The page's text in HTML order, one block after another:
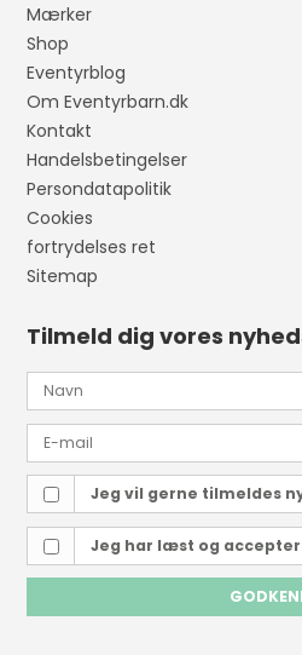
Mærker
Shop
Eventyrblog
Om Eventyrbarn.dk
Kontakt
Handelsbetingelser
Persondatapolitik
Cookies
fortrydelses ret
Sitemap
Tilmeld dig vores
Jeg vil gerne tilmeldes
Jeg har læst og